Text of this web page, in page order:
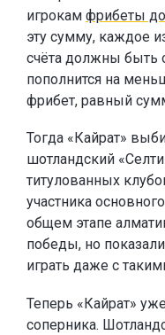
игрокам фрибеты до
эту сумму, каждое
счёта должны быть
пополнится на
фрибет, равный
Тогда «Кайрат»
шотландский
титулованных
участника
общем этапе
победы, но
играть даже с
Теперь «Кайрат»
соперника.